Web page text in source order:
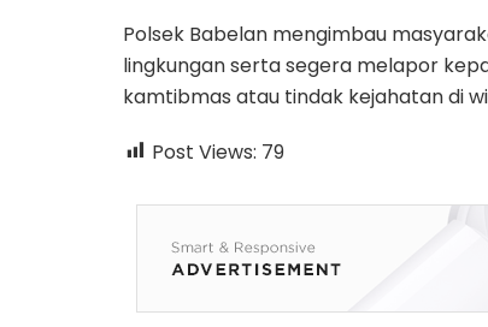
Polsek Babelan mengimbau
lingkungan serta segera melapor
kamtibmas atau tindak kejahatan di
Post Views: 79